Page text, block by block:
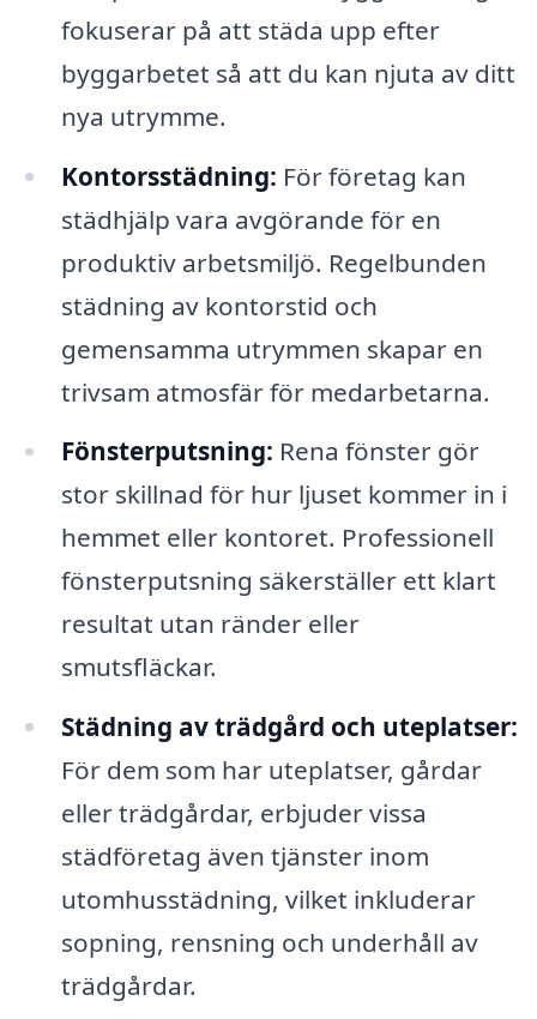
fokuserar på att städa upp efter
byggarbetet så att du kan njuta av ditt
nya utrymme.
Kontorsstädning: För företag kan
städhjälp vara avgörande för en
produktiv arbetsmiljö. Regelbunden
städning av kontorstid och
gemensamma utrymmen skapar en
trivsam atmosfär för medarbetarna.
Fönsterputsning: Rena fönster gör
stor skillnad för hur ljuset kommer in i
hemmet eller kontoret. Professionell
fönsterputsning säkerställer ett klart
resultat utan ränder eller
smutsfläckar.
Städning av trädgård och uteplatser:
För dem som har uteplatser, gårdar
eller trädgårdar, erbjuder vissa
städföretag även tjänster inom
utomhusstädning, vilket inkluderar
sopning, rensning och underhåll av
trädgårdar.